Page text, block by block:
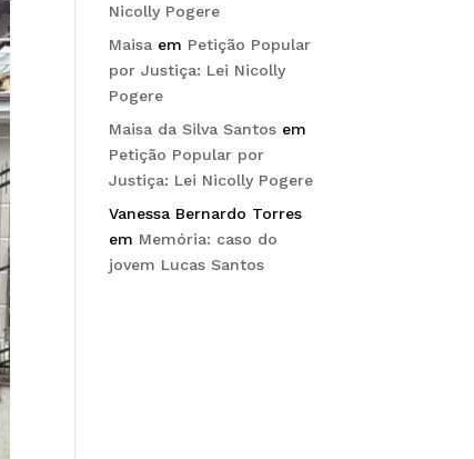
Nicolly Pogere
Maisa em Petição Popular
por Justiça: Lei Nicolly
Pogere
Maisa da Silva Santos em
Petição Popular por
Justiça: Lei Nicolly Pogere
Vanessa Bernardo Torres
em Memória: caso do
jovem Lucas Santos